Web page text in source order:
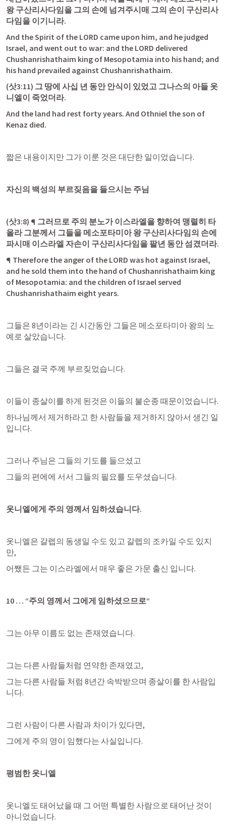
왕 구산리사다임을 그의 손에 넘겨주시매 그의 손이 구산리사
다임을 이기니라.
And the Spirit of the LORD came upon him, and he judged
Israel, and went out to war: and the LORD delivered
Chushanrishathaim king of Mesopotamia into his hand; and
his hand prevailed against Chushanrishathaim.
(삿3:11) 그 땅에 사십 년 동안 안식이 있었고 그나스의 아들 옷
니엘이 죽었더라.
And the land had rest forty years. And Othniel the son of
Kenaz died.
짧은 내용이지만 그가 이룬 것은 대단한 일이었습니다.
자신의 백성의 부르짖음을 들으시는 주님
(삿3:8) ¶ 그러므로 주의 분노가 이스라엘을 향하여 맹렬히 타
올라 그분께서 그들을 메소포타미아 왕 구산리사다임의 손에
파시매 이스라엘 자손이 구산리사다임을 팔년 동안 섬겼더라.
¶ Therefore the anger of the LORD was hot against Israel,
and he sold them into the hand of Chushanrishathaim king
of Mesopotamia: and the children of Israel served
Chushanrishathaim eight years.
그들은 8년이라는 긴 시간동안 그들은 메소포타미아 왕의 노
예로 살았습니다.
그들은 결국 주께 부르짖었습니다.
이들이 종살이를 하게 된것은 이들의 불순종 때문이었습니다.
하나님께서 제거하라고 한 사람들을 제거하지 않아서 생긴 일
입니다.
그러나 주님은 그들의 기도를 들으셨고
그들의 편에에 서서 그들의 필요를 도우셨습니다.
옷니엘에게 주의 영께서 임하셨습니다.
옷니엘은 갈렙의 동생일 수도 있고 갈렙의 조카일 수도 있지
만,
어쨌든 그는 이스라엘에서 매우 좋은 가문 출신 입니다.
10 … “주의 영께서 그에게 임하셨으므로“
그는 아무 이름도 없는 존재였습니다.
그는 다른 사람들처럼 연약한 존재였고,
그는 다른 사람들 처럼 8년간 속박받으며 종살이를 한 사람입
니다.
그런 사람이 다른 사람과 차이가 있다면,
그에게 주의 영이 임했다는 사실입니다.
평범한 옷니엘
옷니엘도 태어났을 때 그 어떤 특별한 사람으로 태어난 것이
아니었습니다.